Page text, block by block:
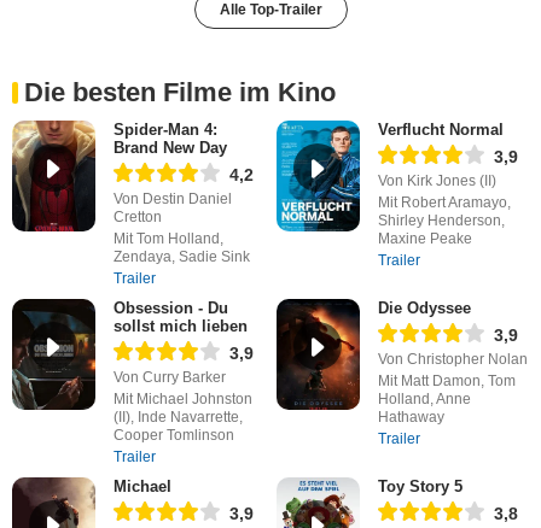
Alle Top-Trailer
Die besten Filme im Kino
Spider-Man 4:
Brand New Day
4,2
Von Destin Daniel
Cretton
Mit Tom Holland,
Zendaya, Sadie Sink
Trailer
Verflucht Normal
3,9
Von Kirk Jones (II)
Mit Robert Aramayo,
Shirley Henderson,
Maxine Peake
Trailer
Obsession - Du
sollst mich lieben
3,9
Von Curry Barker
Mit Michael Johnston
(II), Inde Navarrette,
Cooper Tomlinson
Trailer
Die Odyssee
3,9
Von Christopher Nolan
Mit Matt Damon, Tom
Holland, Anne
Hathaway
Trailer
Michael
3,9
Toy Story 5
3,8